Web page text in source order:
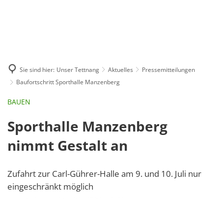
Sie sind hier: Unser Tettnang Aktuelles
Pressemitteilungen
Baufortschritt Sporthalle Manzenberg
BAUEN
Sporthalle Manzenberg
nimmt Gestalt an
Zufahrt zur Carl-Gührer-Halle am 9. und 10. Juli nur
eingeschränkt möglich